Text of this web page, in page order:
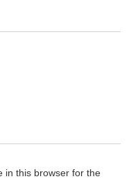
in this browser for the